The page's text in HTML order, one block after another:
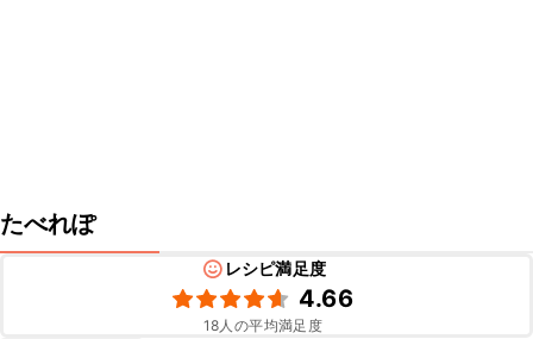
たべれぽ
レシピ満足度
4.66
18人の平均満足度